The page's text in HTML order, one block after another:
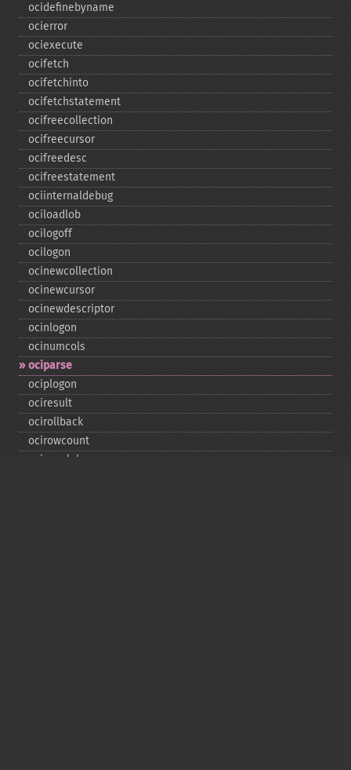
ocidefinebyname
ocierror
ociexecute
ocifetch
ocifetchinto
ocifetchstatement
ocifreecollection
ocifreecursor
ocifreedesc
ocifreestatement
ociinternaldebug
ociloadlob
ocilogoff
ocilogon
ocinewcollection
ocinewcursor
ocinewdescriptor
ocinlogon
ocinumcols
ociparse
ociplogon
ociresult
ocirollback
ocirowcount
ocisavelob